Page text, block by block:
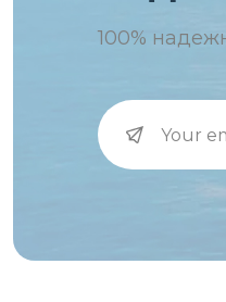
100%